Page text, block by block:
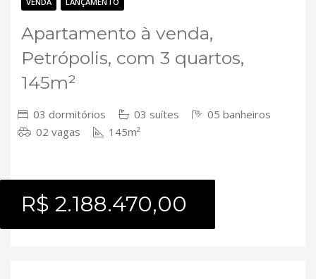
Apartamento à venda,
Petrópolis, com 3 quartos,
145m²
03 dormitórios 03 suítes
05 banheiros
02 vagas
145m²
R$ 2.188.470,00